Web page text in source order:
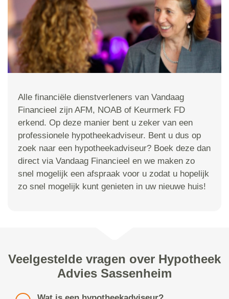
Alle financiële dienstverleners van Vandaag
Financieel zijn AFM, NOAB of Keurmerk FD
erkend. Op deze manier bent u zeker van een
professionele hypotheekadviseur. Bent u dus op
zoek naar een hypotheekadviseur? Boek deze dan
direct via Vandaag Financieel en we maken zo
snel mogelijk een afspraak voor u zodat u hopelijk
zo snel mogelijk kunt genieten in uw nieuwe huis!
Veelgestelde vragen over Hypotheek
Advies Sassenheim